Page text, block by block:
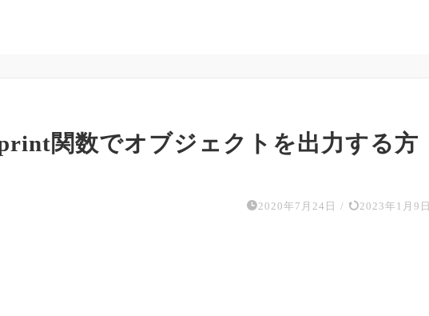
print関数でオブジェクトを出力する方
2020年7月24日 / 2023年1月9日